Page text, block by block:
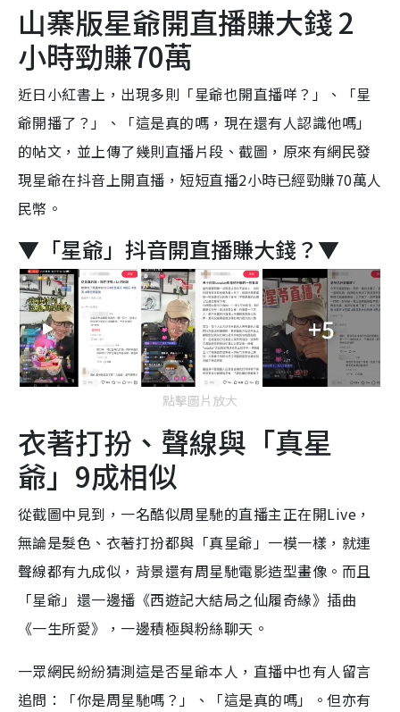
山寨版星爺開直播賺大錢 2
小時勁賺70萬
近日小紅書上，出現多則「星爺也開直播咩？」、「星
爺開播了？」、「這是真的嗎，現在還有人認識他嗎」
的帖文，並上傳了幾則直播片段、截圖，原來有網民發
現星爺在抖音上開直播，短短直播2小時已經勁賺70萬人
民幣。
▼「星爺」抖音開直播賺大錢？▼
+5
點擊圖片放大
衣著打扮、聲線與「真星
爺」9成相似
從截圖中見到，一名酷似周星馳的直播主正在開Live，
無論是髮色、衣著打扮都與「真星爺」一模一樣，就連
聲線都有九成似，背景還有周星馳電影造型畫像。而且
「星爺」還一邊播《西遊記大結局之仙履奇緣》插曲
《一生所愛》，一邊積極與粉絲聊天。
一眾網民紛紛猜測這是否星爺本人，直播中也有人留言
追問：「你是周星馳嗎？」、「這是真的嗎」。但亦有